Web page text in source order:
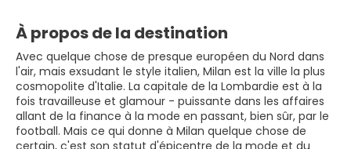
À propos de la destination
Avec quelque chose de presque européen du Nord dans
l'air, mais exsudant le style italien, Milan est la ville la plus
cosmopolite d'Italie. La capitale de la Lombardie est à la
fois travailleuse et glamour - puissante dans les affaires
allant de la finance à la mode en passant, bien sûr, par le
football. Mais ce qui donne à Milan quelque chose de